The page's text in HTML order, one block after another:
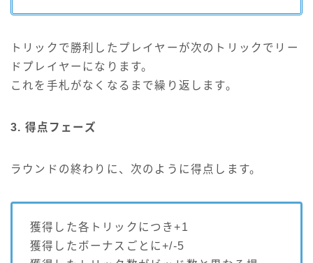
トリックで勝利したプレイヤーが次のトリックでリー
ドプレイヤーになります。
これを手札がなくなるまで繰り返します。
3. 得点フェーズ
ラウンドの終わりに、次のように得点します。
獲得した各トリックにつき+1
獲得したボーナスごとに+/-5